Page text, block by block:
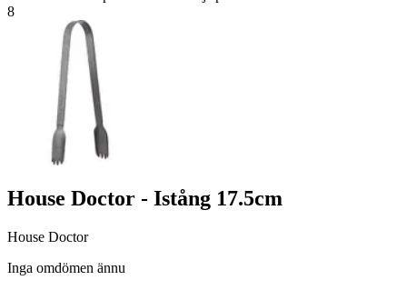
8
House Doctor - Istång 17.5cm
House Doctor
Inga omdömen ännu